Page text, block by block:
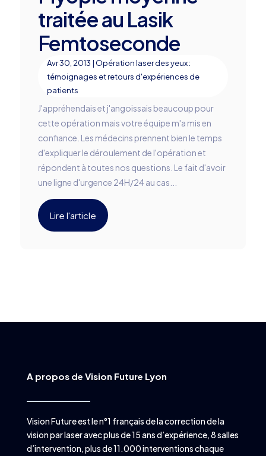
traitée au Lasik
Femtoseconde
Avr 30, 2013 | Opération laser des yeux :
témoignages et retours d'expériences de
patients
J'appréhendais et j'angoissais beaucoup pour
cette opération mais votre équipe m'a mis en
confiance. Les médecins prennent bien le temps
d'expliquer le déroulement de l'opération et
répondent à toutes nos questions. Le fait d'avoir
une ligne d'urgence 24H/24 au cas...
Lire l'article
A propos de Vision Future Lyon
Vision Future est le n°1 français de la correction de la
vision par laser avec plus de 15 ans d’expérience, 8 salles
d’intervention, plus de 11.000 interventions chaque